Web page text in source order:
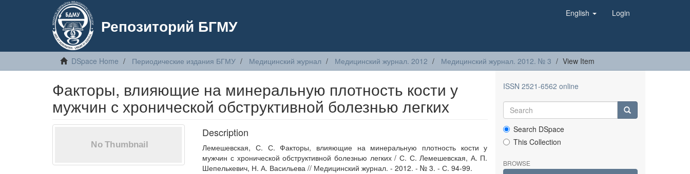
Репозиторий БГМУ
English Login
DSpace Home Периодические издания БГМУ Медицинский журнал Медицинский журнал. 2012 Медицинский журнал. 2012. № 3 View Item
Факторы, влияющие на минеральную плотность кости у
мужчин с хронической обструктивной болезнью легких
Description
Лемешевская, С. С. Факторы, влияющие на минеральную плотность кости у
мужчин с хронической обструктивной болезнью легких / С. С. Лемешевская, А. П.
Шепелькевич, Н. А. Васильева // Медицинский журнал. - 2012. - № 3. - С. 94-99.
ISSN 2521-6562 online
Search DSpace
This Collection
BROWSE